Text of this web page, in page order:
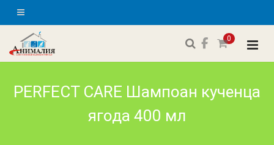
0
PERFECT CARE Шампоан кученца
ягода 400 мл